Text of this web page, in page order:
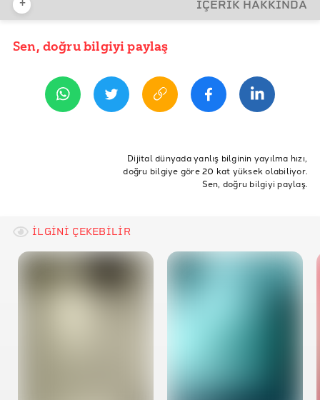
İÇERİK HAKKINDA
YAYIN TARİHİ
Dergi
yayımlamak
dergi tirajları baskı
Sen, doğru bilgiyi paylaş
Dijital dünyada yanlış bilginin yayılma hızı,
doğru bilgiye göre 20 kat yüksek olabiliyor.
Sen, doğru bilgiyi paylaş.
İLGİNİ ÇEKEBİLİR